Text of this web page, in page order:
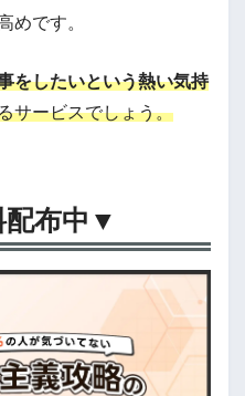
めです。
をしたいという熱い気持
サービスでしょう。
配布中▼